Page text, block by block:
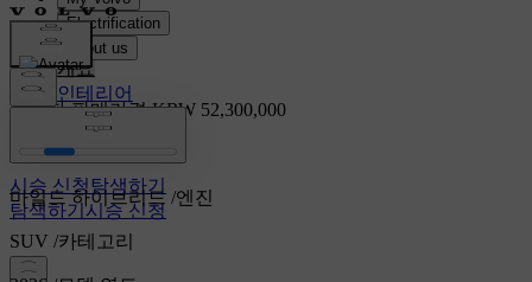
개요
인테리어
기능
시승 신청 탐색하기
탐색하기 시승 신청
XC40
소비자 판매가격 KRW 52,300,000
시승 신청
마일드 하이브리드 /엔진
SUV /카테고리